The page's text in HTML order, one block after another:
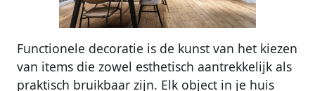
Functionele decoratie is de kunst van het kiezen
van items die zowel esthetisch aantrekkelijk als
praktisch bruikbaar zijn. Elk object in je huis